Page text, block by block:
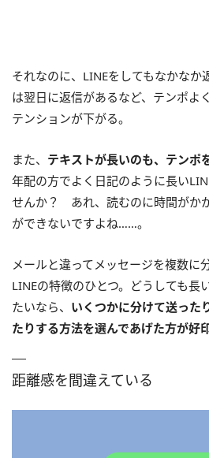
それなのに、LINEをしてもなかなか
は翌日に返信があるなど、テンポよ
テンションが下がる。
また、 テキストが長いのも、テンポ
年配の方でよく日記のように長い
せんか？ あれ、読むのに時間がか
ができないですよね……。
メールと違ってメッセージを複数に
LINEの特徴のひとつ。どうしても長
たいなら、 いくつかに分けて送った
たりする方法を選んであげた方が好印
距離感を間違えている